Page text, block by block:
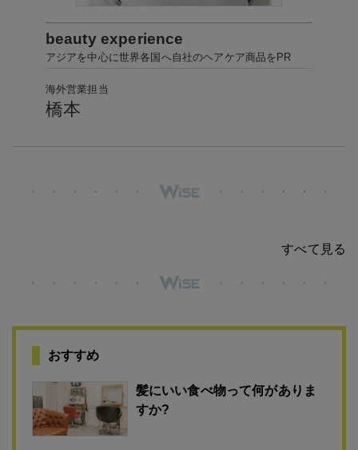
beauty experience
アジアを中心に世界各国へ自社のヘアケア商品をPR
海外営業担当
橋本
すべて見る
おすすめ
髪にいい食べ物って何がありま
すか?